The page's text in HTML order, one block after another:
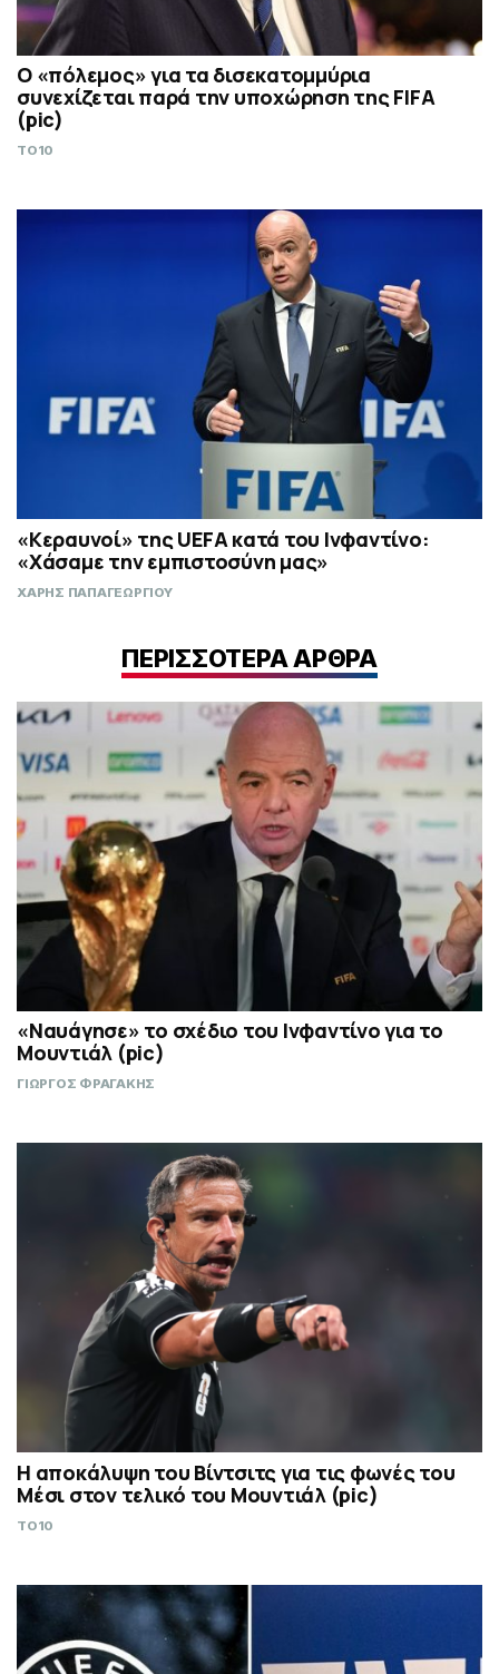
Ο «πόλεμος» για τα δισεκατομμύρια
συνεχίζεται παρά την υποχώρηση της FIFA
(pic)
TO10
«Κεραυνοί» της UEFA κατά του Ινφαντίνο:
«Χάσαμε την εμπιστοσύνη μας»
ΧΑΡΗΣ ΠΑΠΑΓΕΩΡΓΙΟΥ
ΠΕΡΙΣΣΟΤΕΡΑ ΑΡΘΡΑ
«Ναυάγησε» το σχέδιο του Ινφαντίνο για το
Μουντιάλ (pic)
ΓΙΩΡΓΟΣ ΦΡΑΓΑΚΗΣ
Η αποκάλυψη του Βίντσιτς για τις φωνές του
Μέσι στον τελικό του Μουντιάλ (pic)
TO10